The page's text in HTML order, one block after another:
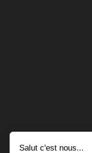
Salut c'est nous...